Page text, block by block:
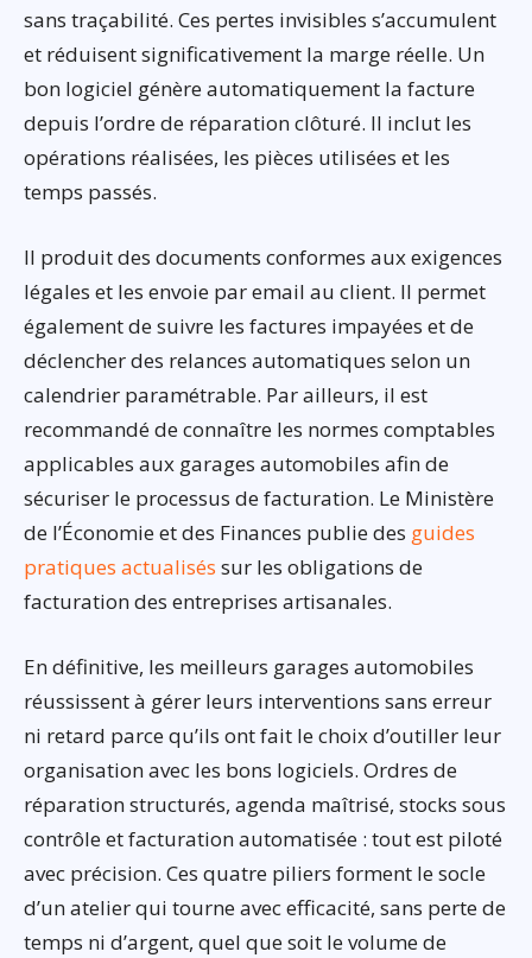
sans traçabilité. Ces pertes invisibles s’accumulent
et réduisent significativement la marge réelle. Un
bon logiciel génère automatiquement la facture
depuis l’ordre de réparation clôturé. Il inclut les
opérations réalisées, les pièces utilisées et les
temps passés.
Il produit des documents conformes aux exigences
légales et les envoie par email au client. Il permet
également de suivre les factures impayées et de
déclencher des relances automatiques selon un
calendrier paramétrable. Par ailleurs, il est
recommandé de connaître les normes comptables
applicables aux garages automobiles afin de
sécuriser le processus de facturation. Le Ministère
de l’Économie et des Finances publie des guides
pratiques actualisés sur les obligations de
facturation des entreprises artisanales.
En définitive, les meilleurs garages automobiles
réussissent à gérer leurs interventions sans erreur
ni retard parce qu’ils ont fait le choix d’outiller leur
organisation avec les bons logiciels. Ordres de
réparation structurés, agenda maîtrisé, stocks sous
contrôle et facturation automatisée : tout est piloté
avec précision. Ces quatre piliers forment le socle
d’un atelier qui tourne avec efficacité, sans perte de
temps ni d’argent, quel que soit le volume de